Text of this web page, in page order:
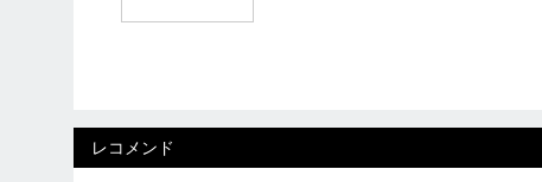
レコメンド